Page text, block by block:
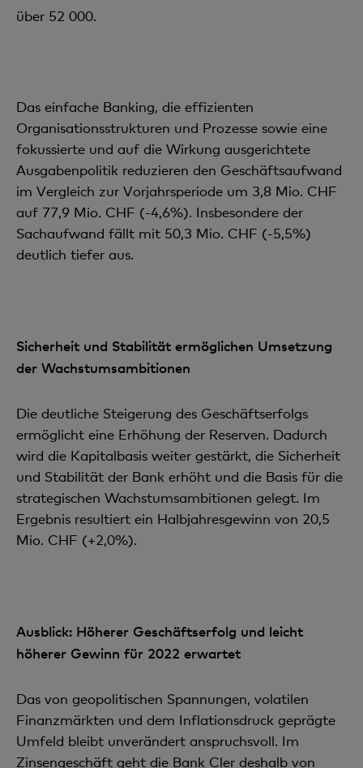
über 52 000.
Das einfache Banking, die effizienten
Organisationsstrukturen und Prozesse sowie eine
fokussierte und auf die Wirkung ausgerichtete
Ausgabenpolitik reduzieren den Geschäftsaufwand
im Vergleich zur Vorjahrsperiode um 3,8 Mio. CHF
auf 77,9 Mio. CHF (-4,6%). Insbesondere der
Sachaufwand fällt mit 50,3 Mio. CHF (-5,5%)
deutlich tiefer aus.
Sicherheit und Stabilität ermöglichen Umsetzung
der Wachstumsambitionen
Die deutliche Steigerung des Geschäftserfolgs
ermöglicht eine Erhöhung der Reserven. Dadurch
wird die Kapitalbasis weiter gestärkt, die Sicherheit
und Stabilität der Bank erhöht und die Basis für die
strategischen Wachstumsambitionen gelegt. Im
Ergebnis resultiert ein Halbjahresgewinn von 20,5
Mio. CHF (+2,0%).
Ausblick: Höherer Geschäftserfolg und leicht
höherer Gewinn für 2022 erwartet
Das von geopolitischen Spannungen, volatilen
Finanzmärkten und dem Inflationsdruck geprägte
Umfeld bleibt unverändert anspruchsvoll. Im
Zinsengeschäft geht die Bank Cler deshalb von